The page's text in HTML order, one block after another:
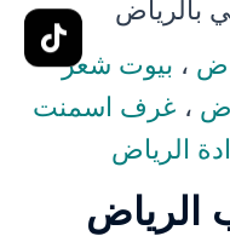
بالرياض
، بيوت شعر
، غرف اسمنت
الرياض
الرياض